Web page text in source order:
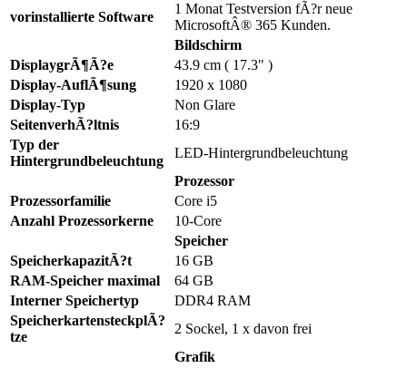
vorinstallierte Software
1 Monat Testversion fÃ?r neue
MicrosoftÂ® 365 Kunden.
Bildschirm
DisplaygrÃ¶Ã?e
43.9 cm ( 17.3" )
Display-AuflÃ¶sung
1920 x 1080
Display-Typ
Non Glare
SeitenverhÃ?ltnis
16:9
Typ der
Hintergrundbeleuchtung
LED-Hintergrundbeleuchtung
Prozessor
Prozessorfamilie
Core i5
Anzahl Prozessorkerne
10-Core
Speicher
SpeicherkapazitÃ?t
16 GB
RAM-Speicher maximal
64 GB
Interner Speichertyp
DDR4 RAM
SpeicherkartensteckplÃ?
tze
2 Sockel, 1 x davon frei
Grafik